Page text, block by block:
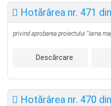
Hotărârea nr. 471
privind aprobarea proiectului “Iarna
Descărcare
Hotărârea nr. 470